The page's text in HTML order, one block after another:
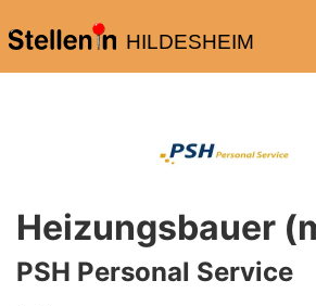
HILDESHEIM
Heizungsbauer
PSH Personal Service